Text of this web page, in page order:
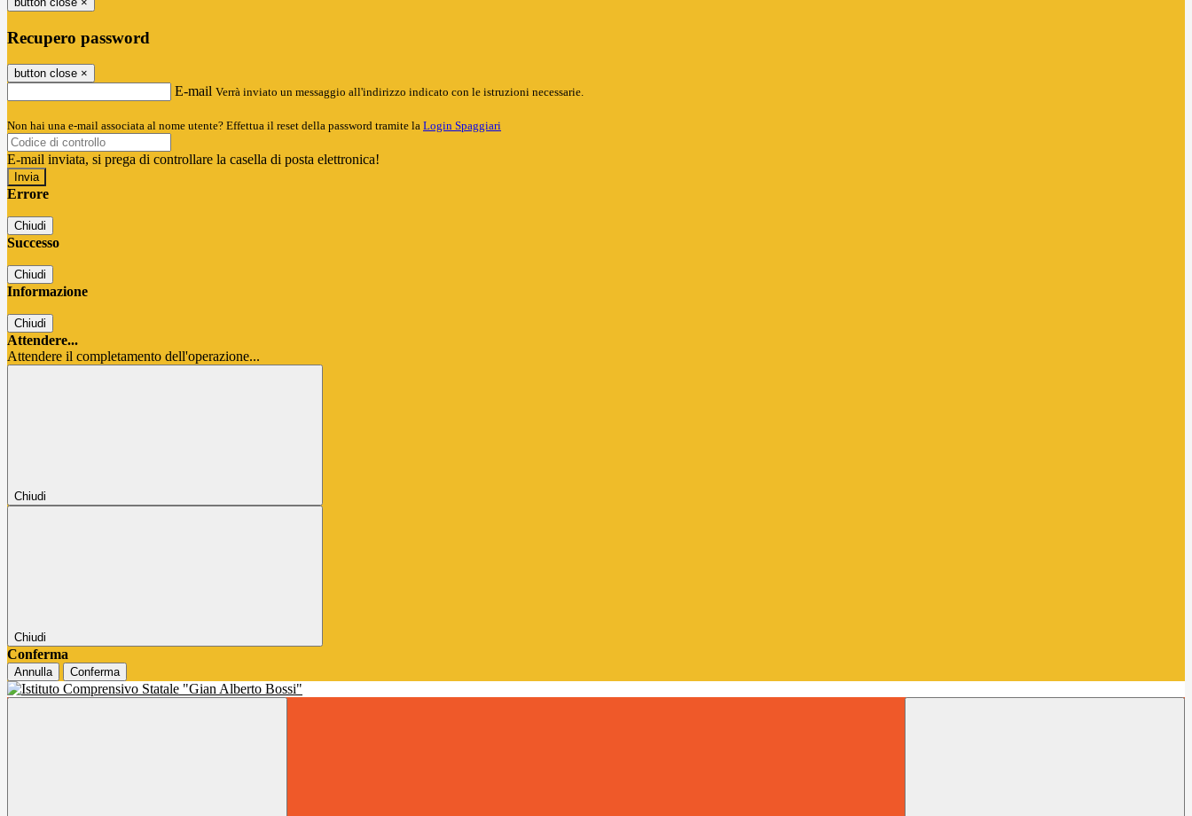
Recupero password
button close ×
E-mail Verrà inviato un messaggio all'indirizzo indicato con le istruzioni necessarie.
Non hai una e-mail associata al nome utente? Effettua il reset della password tramite la Login Spaggiari
E-mail inviata, si prega di controllare la casella di posta elettronica!
Errore
Chiudi
Successo
Chiudi
Informazione
Chiudi
Attendere...
Attendere il completamento dell'operazione...
Chiudi
Chiudi
Conferma
Annulla Conferma